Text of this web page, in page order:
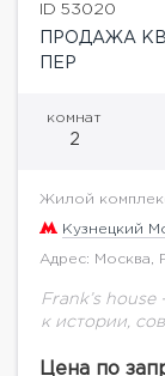
ID 53020
ПРОДАЖА
ПЕР
комнат
2
Жилой
Кузнецкий
Адрес: Москва,
Frank’s
к истории,
FRANK—
Цена по